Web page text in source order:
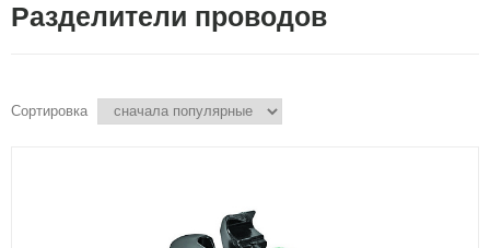
Разделители проводов
Сортировка